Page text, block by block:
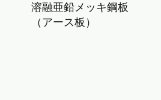
溶融亜鉛メッキ鋼板
（アース板）